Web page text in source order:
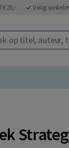
€ 20,- Veilig
op titel, auteur,